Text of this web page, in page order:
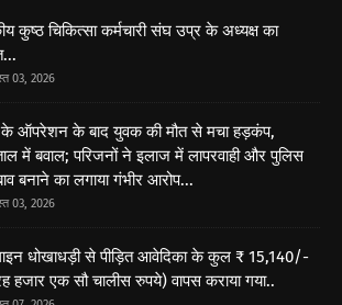
कुष्ठ चिकित्सा कर्मचारी संघ उप्र के अध्यक्ष का
03, 2026
के ऑपरेशन के बाद युवक की मौत से मचा हड़कंप,
में बवाल; परिजनों ने इलाज में लापरवाही और पुलिस
बनाने का लगाया गंभीर आरोप...
03, 2026
धोखाधड़ी से पीड़ित आवेदिका के कुल ₹ 15,140/-
हजार एक सौ चालीस रुपये) वापस कराया गया..